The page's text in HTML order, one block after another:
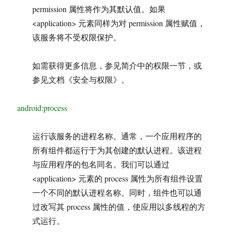
permission 属性将作为其默认值。如果
<application> 元素同样为对 permission 属性赋值，
该服务将不受权限保护。
如需获得更多信息，参见简介中的权限一节，或
参见文档《安全与权限》。
android:process
运行该服务的进程名称。通常，一个应用程序的
所有组件都运行于为其创建的默认进程。该进程
与应用程序的包名同名。我们可以通过
<application> 元素的 process 属性为所有组件设置
一个不同的默认进程名称。同时，组件也可以通
过改写其 process 属性的值，使应用以多线程的方
式运行。